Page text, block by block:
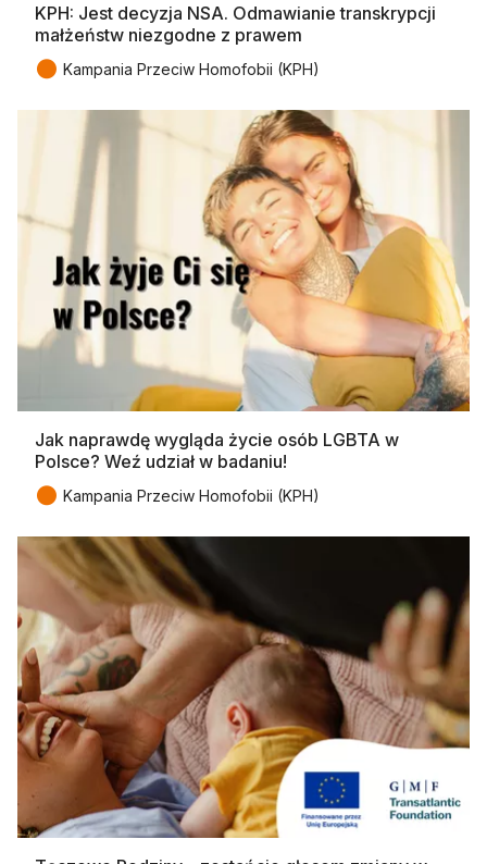
KPH: Jest decyzja NSA. Odmawianie transkrypcji
małżeństw niezgodne z prawem
● Kampania Przeciw Homofobii (KPH)
Jak naprawdę wygląda życie osób LGBTA w
Polsce? Weź udział w badaniu!
● Kampania Przeciw Homofobii (KPH)